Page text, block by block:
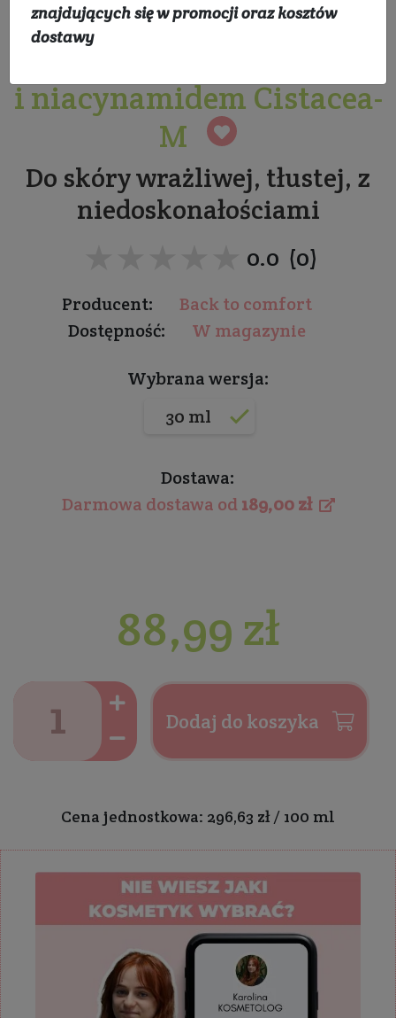
Serum normalizujące z
kwasem migdałowym 5%
i niacynamidem Cistacea-
M
Do skóry wrażliwej, tłustej, z
niedoskonałościami
0.0 (0)
Producent:
Back to comfort
Dostępność:
W magazynie
Wybrana wersja:
30 ml
Dostawa:
Darmowa dostawa od189,00 zł
88,99 zł
Dodaj do koszyka
Cena jednostkowa: 296,63 zł / 100 ml
znajdujących się w promocji oraz kosztów
dostawy